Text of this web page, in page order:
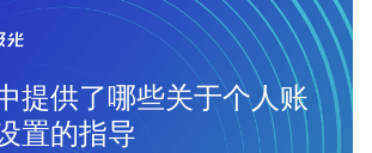
提供了哪些关于个人账
置的指导